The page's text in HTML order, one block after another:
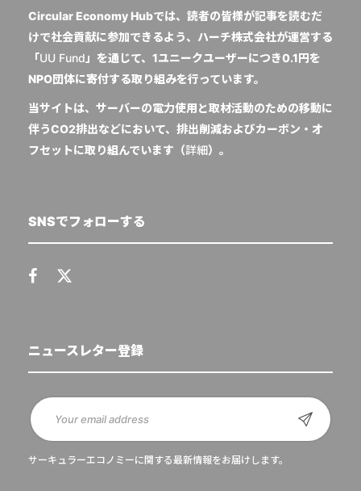
Circular Economy Hubでは、読者の皆様が記事を読むだ
けで社会貢献に参加できるよう、ハーチ株式会社が運営する
「UU Fund 」を通じて、1ユニークユーザーにつき0.1円を
NPO団体に寄付する取り組みを行っています。
当サイトは、サーバーの電力使用と取材活動のための移動に
伴うCO2排出などにおいて、排出削減およびカーボン・オ
フセットに取り組んでいます（詳細）。
SNSでフォローする
ニュースレター登録
サーキュラーエコノミーに関する最新情報をお届けします。